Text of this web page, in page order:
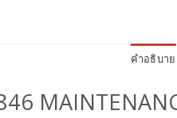
คำอธิบาย